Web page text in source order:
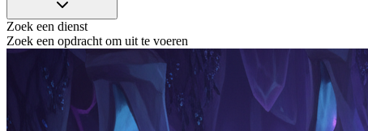
Zoek een dienst
Zoek een opdracht om uit te voeren